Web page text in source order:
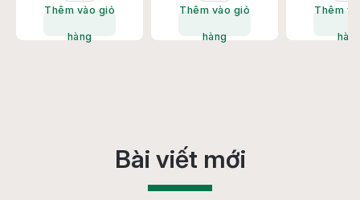
Thêm vào giỏ
hàng
Thêm vào giỏ
hàng
Thêm
Bài viết mới